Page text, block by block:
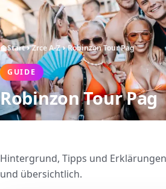
Start Zrce A-Z Robinzon Tour Pag
GUIDE
Robinzon Tour Pag
Hintergrund, Tipps und
und übersichtlich.